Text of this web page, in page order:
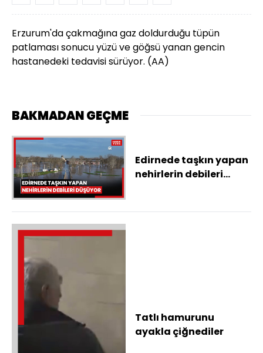
Erzurum'da çakmağına gaz doldurduğu tüpün
patlaması sonucu yüzü ve göğsü yanan gencin
hastanedeki tedavisi sürüyor. (AA)
BAKMADAN GEÇME
Edirnede taşkın yapan
nehirlerin debileri
Tatlı hamurunu
ayakla çiğnediler